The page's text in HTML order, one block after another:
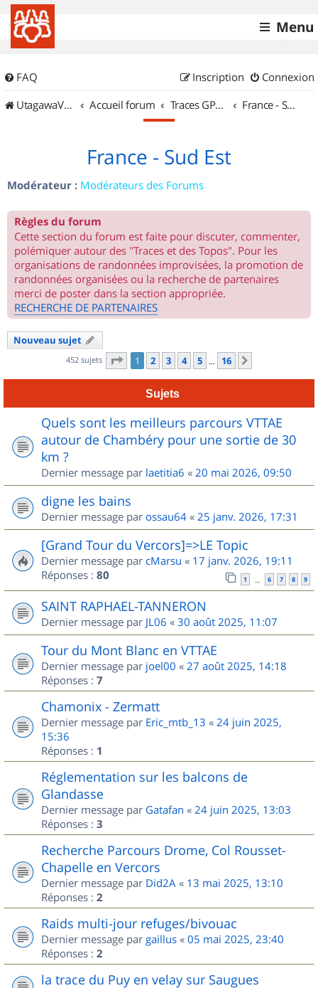
Menu
FAQ Connexion
Inscription
UtagawaVTT (Randos VTT et VTTAE avec traces GPS)
Accueil forum Traces GPS de randos VTT France - Sud Est
France - Sud Est
Modérateur : Modérateurs des Forums
Règles du forum
Cette section du forum est faite pour discuter, commenter,
polémiquer autour des "Traces et des Topos". Pour les
organisations de randonnées improvisées, la promotion de
randonnées organisées ou la recherche de partenaires
merci de poster dans la section appropriée.
RECHERCHE DE PARTENAIRES
Nouveau sujet
452 sujets Page 1sur
1 2 3 4 5 … 16
Sujets
Quels sont les meilleurs parcours VTTAE
autour de Chambéry pour une sortie de 30
km ?
Dernier message par laetitia6 « 20 mai 2026, 09:50
digne les bains
Dernier message par ossau64 « 25 janv. 2026, 17:31
[Grand Tour du Vercors]=>LE Topic
Dernier message par cMarsu « 17 janv. 2026, 19:11
Réponses : 80 1 … 6 7 8 9
SAINT RAPHAEL-TANNERON
Dernier message par JL06 « 30 août 2025, 11:07
Tour du Mont Blanc en VTTAE
Dernier message par joel00 « 27 août 2025, 14:18
Réponses : 7
Chamonix - Zermatt
Dernier message par Eric_mtb_13 « 24 juin 2025,
15:36
Réponses : 1
Réglementation sur les balcons de
Glandasse
Dernier message par Gatafan « 24 juin 2025, 13:03
Réponses : 3
Recherche Parcours Drome, Col Rousset-
Chapelle en Vercors
Dernier message par Did2A « 13 mai 2025, 13:10
Réponses : 2
Raids multi-jour refuges/bivouac
Dernier message par gaillus « 05 mai 2025, 23:40
Réponses : 2
la trace du Puy en velay sur Saugues